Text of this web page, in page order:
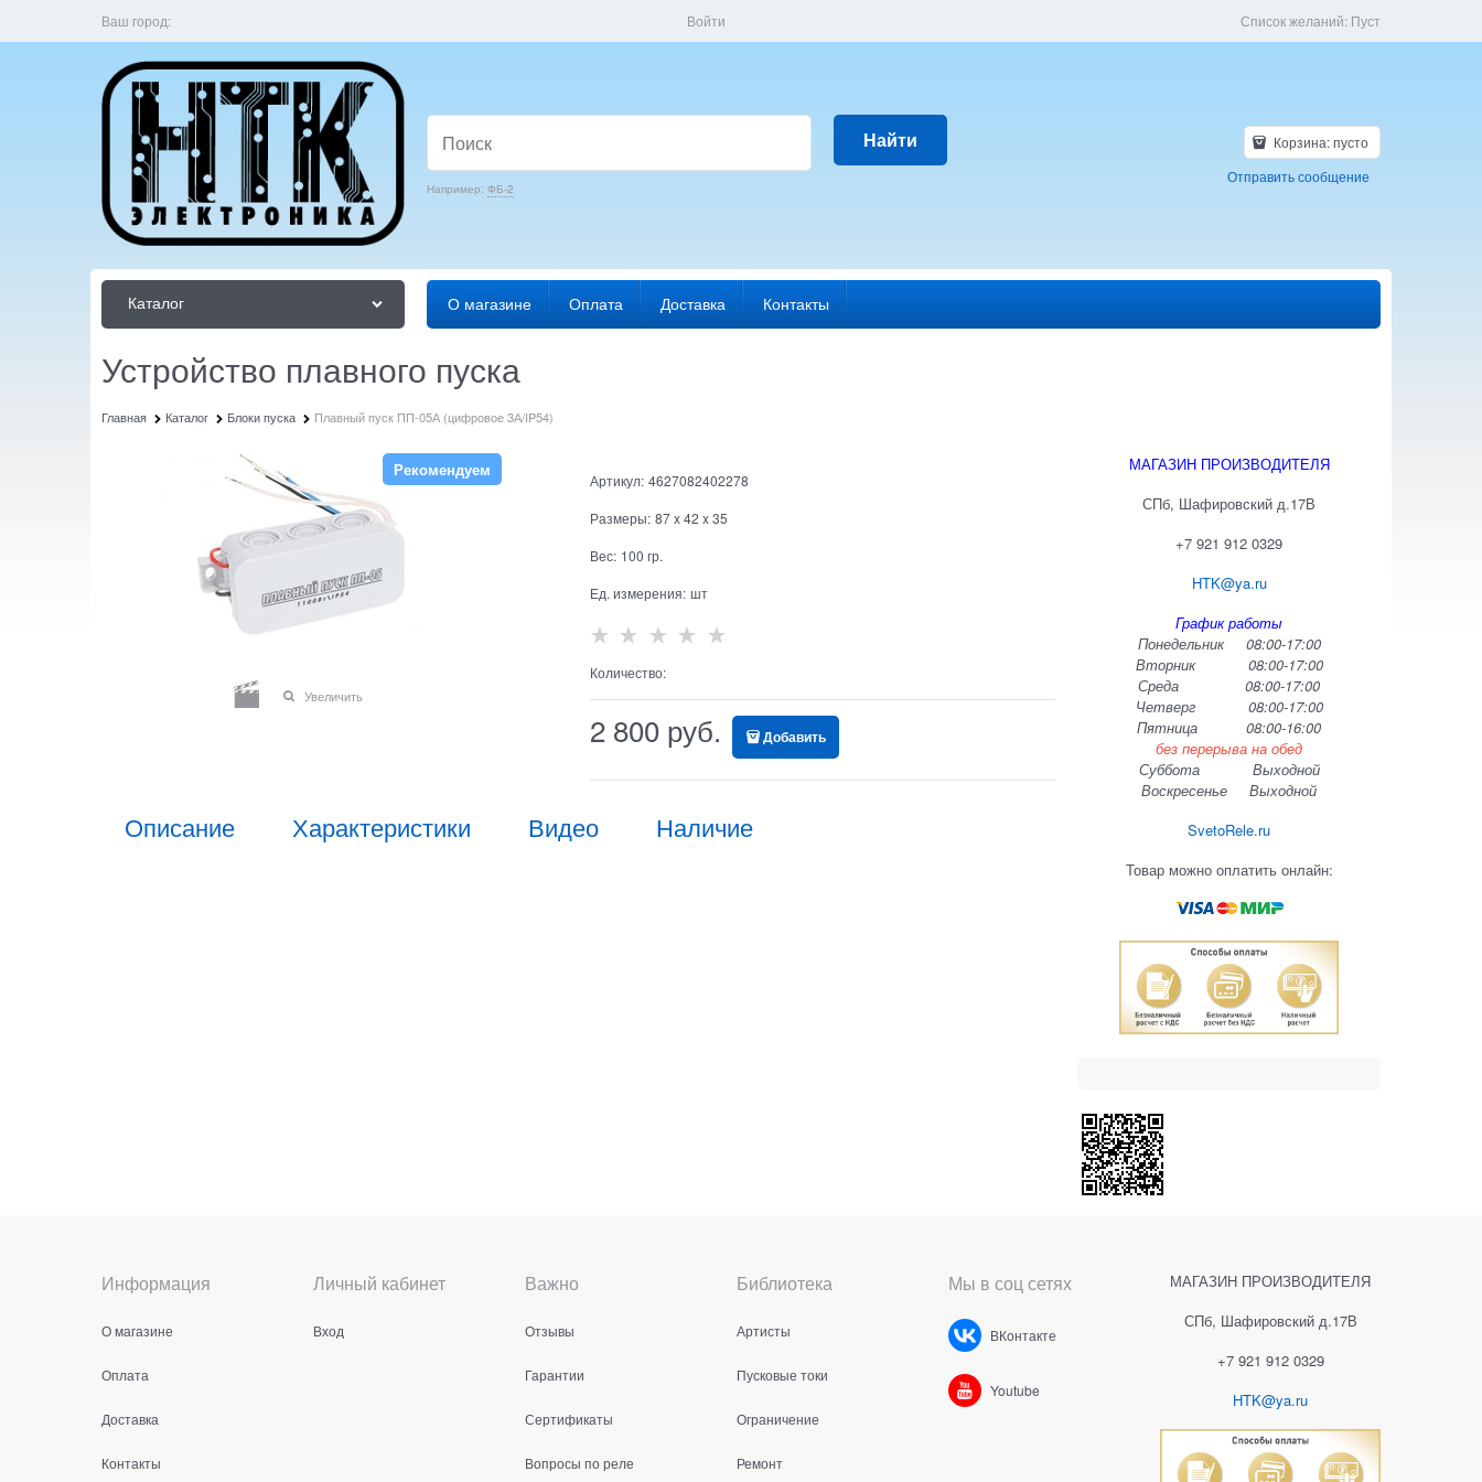
Ваш город: Войти Список желаний: Пуст
Например: ФБ-2
Найти Корзина:пусто
Отправить сообщение
Каталог О магазине Оплата Доставка Контакты
Устройство плавного пуска
Главная Каталог Блоки пуска Плавный пуск ПП-05А (цифровое 3А/IP54)
Рекомендуем
Увеличить
Артикул: 4627082402278
Размеры: 87x42 x35
Вес: 100 гр.
Ед. измерения: шт
Количество:
2 800 руб. Добавить
Описание Характеристики Видео Наличие
МАГАЗИН ПРОИЗВОДИТЕЛЯ
СПб, Шафировский д.17В
+7 921 912 0329
HTK@ya.ru
График работы
Понедельник 08:00-17:00
Вторник 08:00-17:00
Среда 08:00-17:00
Четверг 08:00-17:00
Пятница 08:00-16:00
без перерыва на обед
Суббота Выходной
Воскресенье Выходной
SvetoRele.ru
Товар можно оплатить онлайн:
Информация
О магазине
Оплата
Доставка
Контакты
Личный кабинет
Вход
Важно
Отзывы
Гарантии
Сертификаты
Вопросы по реле
Библиотека
Артисты
Пусковые токи
Ограничение
Ремонт
Мы в соц сетях
ВКонтакте
Youtube
МАГАЗИН ПРОИЗВОДИТЕЛЯ
СПб, Шафировский д.17В
+7 921 912 0329
HTK@ya.ru